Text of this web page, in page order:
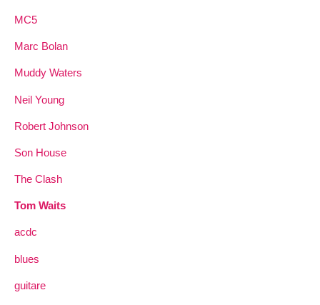
MC5
Marc Bolan
Muddy Waters
Neil Young
Robert Johnson
Son House
The Clash
Tom Waits
acdc
blues
guitare